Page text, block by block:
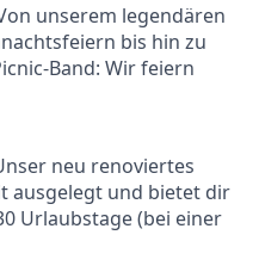
unserem legendären
bis hin zu
Band: Wir feiern
neu renoviertes
ausgelegt und bietet dir
Urlaubstage (bei einer